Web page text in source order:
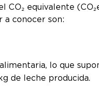
equivalente
a conocer son:
lo que
de leche producida.